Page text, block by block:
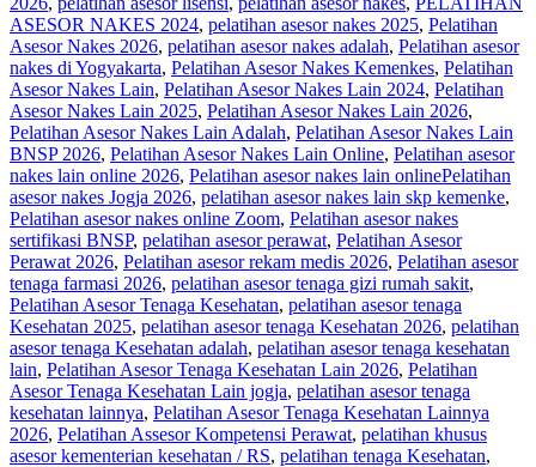
ASESOR NAKES 2024, pelatihan asesor nakes 2025, Pelatihan
Asesor Nakes 2026, pelatihan asesor nakes adalah, Pelatihan asesor
nakes di Yogyakarta, Pelatihan Asesor Nakes Kemenkes, Pelatihan
Asesor Nakes Lain, Pelatihan Asesor Nakes Lain 2024, Pelatihan
Asesor Nakes Lain 2025, Pelatihan Asesor Nakes Lain 2026,
Pelatihan Asesor Nakes Lain Adalah, Pelatihan Asesor Nakes Lain
BNSP 2026, Pelatihan Asesor Nakes Lain Online, Pelatihan asesor
nakes lain online 2026, Pelatihan asesor nakes lain onlinePelatihan
asesor nakes Jogja 2026, pelatihan asesor nakes lain skp kemenke,
Pelatihan asesor nakes online Zoom, Pelatihan asesor nakes
sertifikasi BNSP, pelatihan asesor perawat, Pelatihan Asesor
Perawat 2026, Pelatihan asesor rekam medis 2026, Pelatihan asesor
tenaga farmasi 2026, pelatihan asesor tenaga gizi rumah sakit,
Pelatihan Asesor Tenaga Kesehatan, pelatihan asesor tenaga
Kesehatan 2025, pelatihan asesor tenaga Kesehatan 2026, pelatihan
asesor tenaga Kesehatan adalah, pelatihan asesor tenaga kesehatan
lain, Pelatihan Asesor Tenaga Kesehatan Lain 2026, Pelatihan
Asesor Tenaga Kesehatan Lain jogja, pelatihan asesor tenaga
kesehatan lainnya, Pelatihan Asesor Tenaga Kesehatan Lainnya
2026, Pelatihan Assesor Kompetensi Perawat, pelatihan khusus
asesor kementerian kesehatan / RS, pelatihan tenaga Kesehatan,